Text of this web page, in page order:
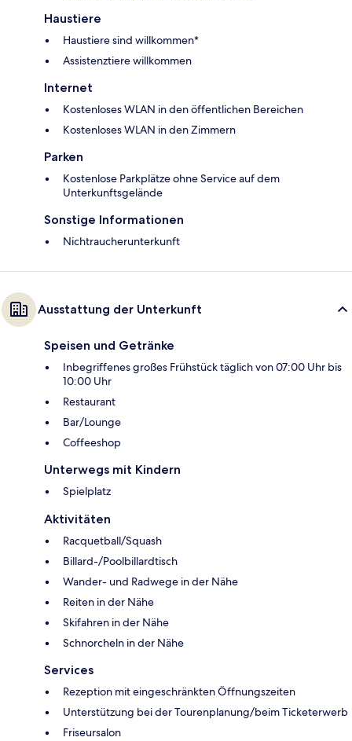
Haustiere
Haustiere sind willkommen*
Assistenztiere willkommen
Internet
Kostenloses WLAN in den öffentlichen Bereichen
Kostenloses WLAN in den Zimmern
Parken
Kostenlose Parkplätze ohne Service auf dem
Unterkunftsgelände
Sonstige Informationen
Nichtraucherunterkunft
Ausstattung der Unterkunft
Speisen und Getränke
Inbegriffenes großes Frühstück täglich von 07:00 Uhr bis
10:00 Uhr
Restaurant
Bar/Lounge
Coffeeshop
Unterwegs mit Kindern
Spielplatz
Aktivitäten
Racquetball/Squash
Billard-/Poolbillardtisch
Wander- und Radwege in der Nähe
Reiten in der Nähe
Skifahren in der Nähe
Schnorcheln in der Nähe
Services
Rezeption mit eingeschränkten Öffnungszeiten
Unterstützung bei der Tourenplanung/beim Ticketerwerb
Friseursalon